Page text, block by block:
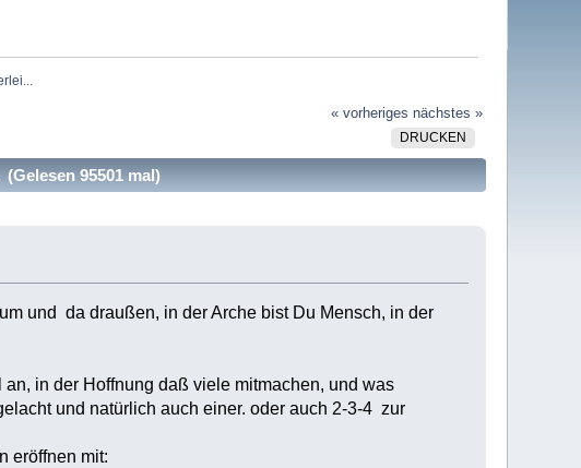
« vorheriges nächstes »
DRUCKEN
95501 mal)
und da draußen, in der Arche bist Du Mensch, in der
in der Hoffnung daß viele mitmachen, und was
und natürlich auch einer. oder auch 2-3-4 zur
eröffnen mit: